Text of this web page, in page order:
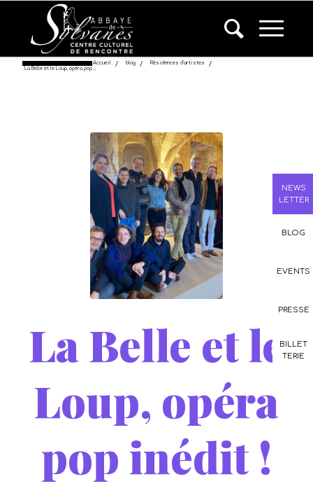
NEWS
LETTER
BLOG
EVENTS
PRESSE
BILLET
TERIE
Accueil / blog / Résidences d'artistes /
La Belle et le Loup, opéra pop ...
La Belle et le
Loup, opéra
pop inédit !